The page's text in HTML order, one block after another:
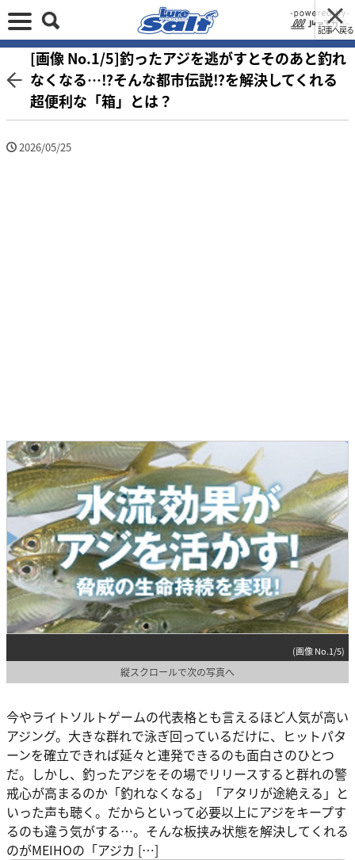
記事へ戻る
[画像 No.1/5]釣ったアジを逃がすとそのあと釣れ
なくなる…⁉そんな都市伝説⁉を解決してくれる
超便利な「箱」とは？
2026/05/25
(画像 No.1/5)
縦スクロールで次の写真へ
今やライトソルトゲームの代表格とも言えるほど人気が高い
アジング。大きな群れで泳ぎ回っているだけに、ヒットパタ
ーンを確立できれば延々と連発できるのも面白さのひとつ
だ。しかし、釣ったアジをその場でリリースすると群れの警
戒心が高まるのか「釣れなくなる」「アタリが途絶える」と
いった声も聴く。だからといって必要以上にアジをキープす
るのも違う気がする…。そんな板挟み状態を解決してくれる
のがMEIHOの「アジカ […]